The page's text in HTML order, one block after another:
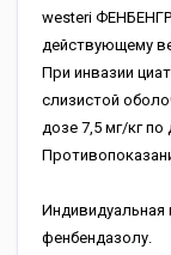
westeri
действующему
При инвазии
слизистой
дозе 7,5 мг/кг
Индивидуальная
фенбендазолу.